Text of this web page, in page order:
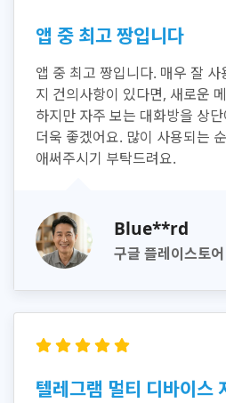
앱 중 최고 짱입니다
앱 중 최고 짱입니다. 매우 잘
지 건의사항이 있다면, 새로운
하지만 자주 보는 대화방을 상
더욱 좋겠어요. 많이 사용되는
애써주시기 부탁드려요.
Blue**rd
구글 플레이스토
텔레그램 멀티 디바이스